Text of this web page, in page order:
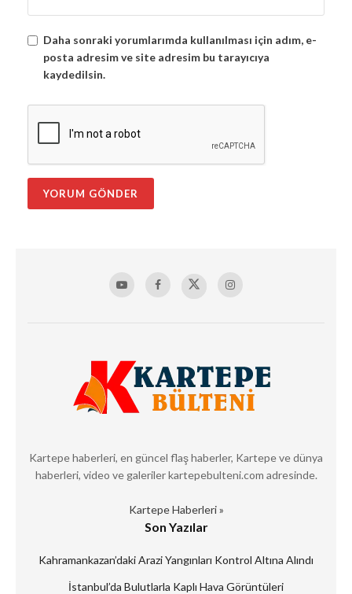
Daha sonraki yorumlarımda kullanılması için adım, e-
posta adresim ve site adresim bu tarayıcıya
kaydedilsin.
Kartepe haberleri, en güncel flaş haberler, Kartepe ve dünya
haberleri, video ve galeriler kartepebulteni.com adresinde.
Kartepe Haberleri »
Son Yazılar
Kahramankazan’daki Arazi Yangınları Kontrol Altına Alındı
İstanbul’da Bulutlarla Kaplı Hava Görüntüleri